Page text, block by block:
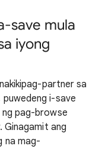
save mula
iyong
partner sa
i-save
pag-browse
Ginagamit ang
na mag-